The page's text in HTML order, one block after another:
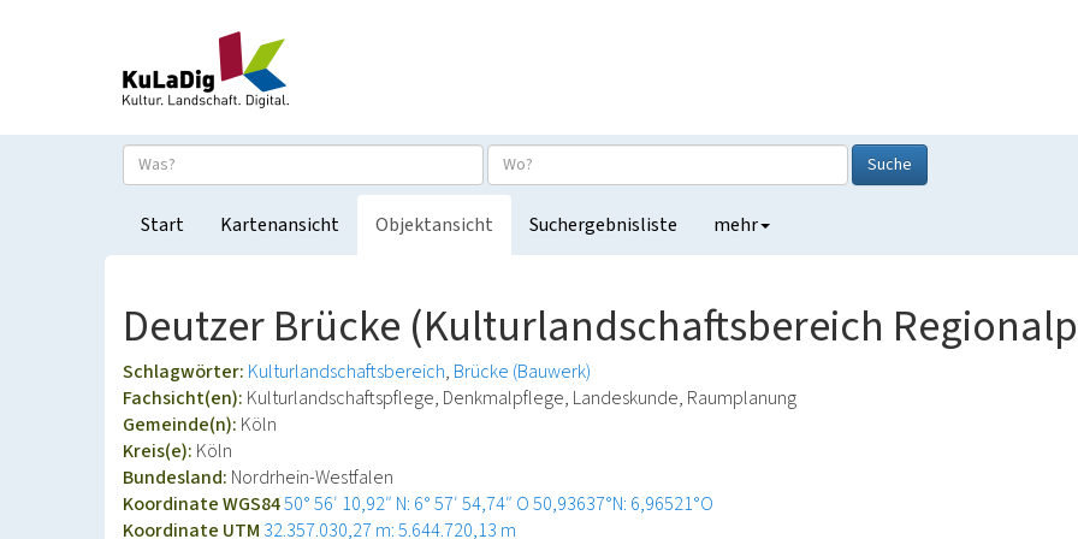
Suche
Start Kartenansicht Objektansicht Suchergebnisliste mehr
Deutzer Brücke (Kulturlandschaftsbereich
Schlagwörter: Kulturlandschaftsbereich Brücke (Bauwerk)
Fachsicht(en): Kulturlandschaftspflege, Denkmalpflege, Landeskunde, Raumplanung
Gemeinde(n): Köln
Kreis(e): Köln
Bundesland: Nordrhein-Westfalen
Koordinate WGS8450° 56′ 10,92″ N: 6° 57′ 54,74″ O50,93637°N: 6,96521°O
Koordinate UTM 32.357.030,27 m: 5.644.720,13 m